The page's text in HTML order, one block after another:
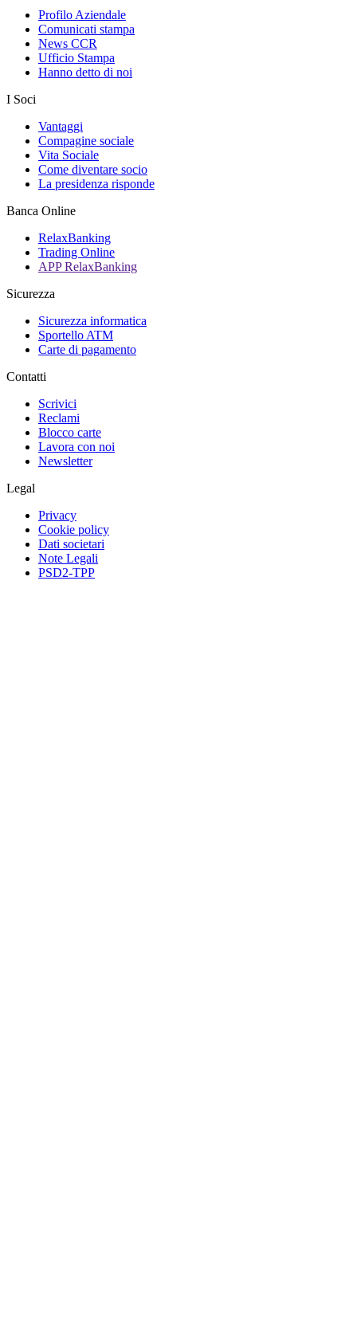
Profilo Aziendale
Comunicati stampa
News CCR
Ufficio Stampa
Hanno detto di noi
I Soci
Vantaggi
Compagine sociale
Vita Sociale
Come diventare socio
La presidenza risponde
Banca Online
RelaxBanking
Trading Online
APP RelaxBanking
Sicurezza
Sicurezza informatica
Sportello ATM
Carte di pagamento
Contatti
Scrivici
Reclami
Blocco carte
Lavora con noi
Newsletter
Legal
Privacy
Cookie policy
Dati societari
Note Legali
PSD2-TPP